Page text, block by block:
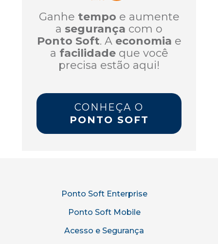
Ganhe tempo e aumente
a segurança com o
Ponto Soft. A economia e
a facilidadeque você
precisa estão aqui!
CONHEÇA O
PONTO SOFT
Ponto Soft Enterprise
Ponto Soft Mobile
Acesso e Segurança